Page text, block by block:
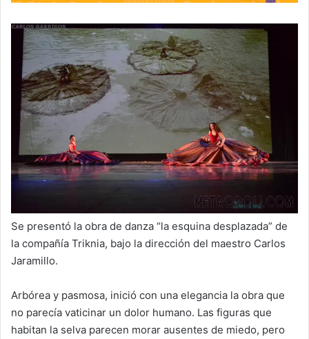
Se presentó la obra de danza “la esquina desplazada” de
la compañía Triknia, bajo la dirección del maestro Carlos
Jaramillo.
Arbórea y pasmosa, inició con una elegancia la obra que
no parecía vaticinar un dolor humano. Las figuras que
habitan la selva parecen morar ausentes de miedo, pero